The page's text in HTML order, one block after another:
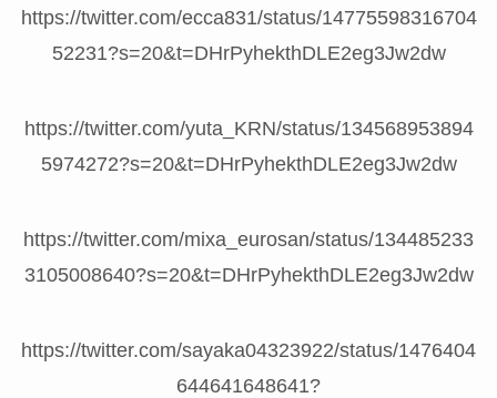
https://twitter.com/ecca831/status/14775598316704
52231?s=20&t=DHrPyhekthDLE2eg3Jw2dw
https://twitter.com/yuta_KRN/status/134568953894
5974272?s=20&t=DHrPyhekthDLE2eg3Jw2dw
https://twitter.com/mixa_eurosan/status/134485233
3105008640?s=20&t=DHrPyhekthDLE2eg3Jw2dw
https://twitter.com/sayaka04323922/status/1476404
644641648641?